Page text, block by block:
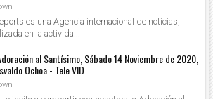
es una Agencia internacional de noticias,
en la activida...
al Santísimo, Sábado 14 Noviembre de 2020,
Ochoa - Tele VID